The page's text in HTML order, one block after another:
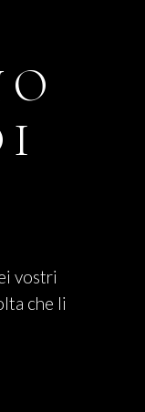
vostri
che li